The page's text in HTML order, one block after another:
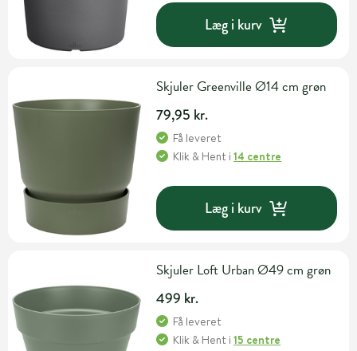
Læg i kurv
Skjuler Greenville Ø14 cm grøn
79,95 kr.
Få leveret
Klik & Hent i14 centre
Læg i kurv
Skjuler Loft Urban Ø49 cm grøn
499 kr.
Få leveret
Klik & Hent i15 centre